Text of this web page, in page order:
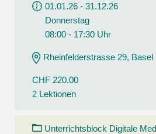
01.01.26 - 31.12.26
Donnerstag
08:00 - 17:30 Uhr
Rheinfelderstrasse 29, Basel
CHF 220.00
2 Lektionen
Unterrichtsblock Digitale